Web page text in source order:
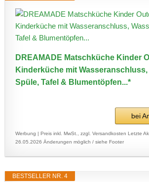
DREAMADE Matschküche Kinder
Kinderküche mit
Spüle, Tafel & Blumentöpfen...*
bei
Werbung | Preis inkl. MwSt., zzgl. Versandkosten Letzte
26.05.2026 Änderungen möglich / siehe Footer
BESTSELLER NR. 4